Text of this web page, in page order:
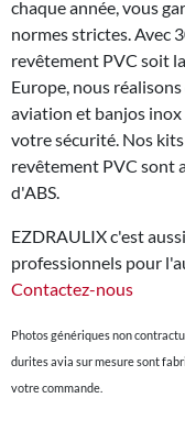
chaque année, vous
normes strictes. Avec
revêtement PVC soit
Europe, nous
aviation et banjos
votre sécurité. Nos
revêtement PVC sont
d'ABS.
EZDRAULIX c'est
professionnels pour
Contactez-nous
Photos génériques non
durites avia sur mesure sont
votre commande.